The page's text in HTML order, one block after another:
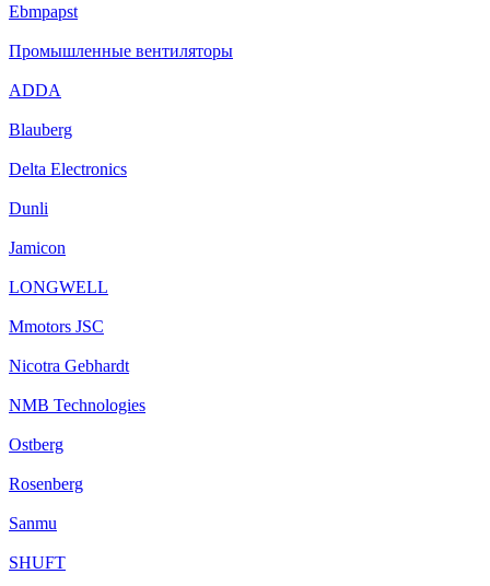
Ebmpapst
Промышленные вентиляторы
ADDA
Blauberg
Delta Electronics
Dunli
Jamicon
LONGWELL
Mmotors JSC
Nicotra Gebhardt
NMB Technologies
Ostberg
Rosenberg
Sanmu
SHUFT